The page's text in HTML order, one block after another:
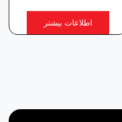
اطلاعات بیشتر